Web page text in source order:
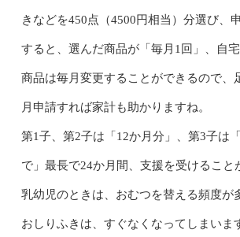
きなどを450点（4500円相当）分選び、
すると、選んだ商品が「毎月1回」、自宅
商品は毎月変更することができるので、
月申請すれば家計も助かりますね。
第1子、第2子は「12か月分」、第3子は
で」最長で24か月間、支援を受けること
乳幼児のときは、おむつを替える頻度が
おしりふきは、すぐなくなってしまいま